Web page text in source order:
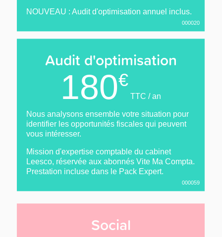
NOUVEAU : Audit d'optimisation annuel inclus.
000020
Audit d'optimisation
180€
TTC / an
Nous analysons ensemble votre situation pour
identifier les opportunités fiscales qui peuvent
vous intéresser.
Mission d'expertise comptable du cabinet
Leesco, réservée aux abonnés Vite Ma Compta.
Prestation incluse dans le Pack Expert.
000059
Social